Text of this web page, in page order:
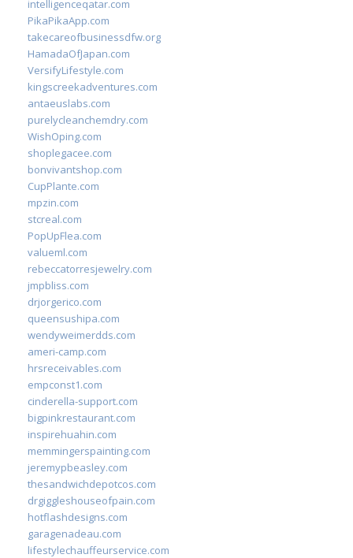
intelligenceqatar.com
PikaPikaApp.com
takecareofbusinessdfw.org
HamadaOfJapan.com
VersifyLifestyle.com
kingscreekadventures.com
antaeuslabs.com
purelycleanchemdry.com
WishOping.com
shoplegacee.com
bonvivantshop.com
CupPlante.com
mpzin.com
stcreal.com
PopUpFlea.com
valueml.com
rebeccatorresjewelry.com
jmpbliss.com
drjorgerico.com
queensushipa.com
wendyweimerdds.com
ameri-camp.com
hrsreceivables.com
empconst1.com
cinderella-support.com
bigpinkrestaurant.com
inspirehuahin.com
memmingerspainting.com
jeremypbeasley.com
thesandwichdepotcos.com
drgiggleshouseofpain.com
hotflashdesigns.com
garagenadeau.com
lifestylechauffeurservice.com